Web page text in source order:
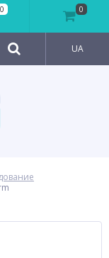
UA
0 0